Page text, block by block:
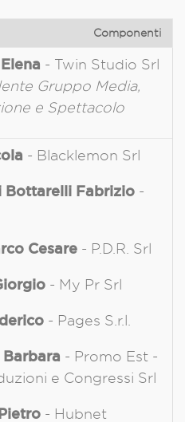
Componenti
- Twin Studio Srl
Gruppo Media,
e Spettacolo
- Blacklemon Srl
Bottarelli Fabrizio -
Cesare - P.D.R. Srl
- My Pr Srl
- Pages S.r.l.
- Promo Est -
e Congressi Srl
- Hubnet